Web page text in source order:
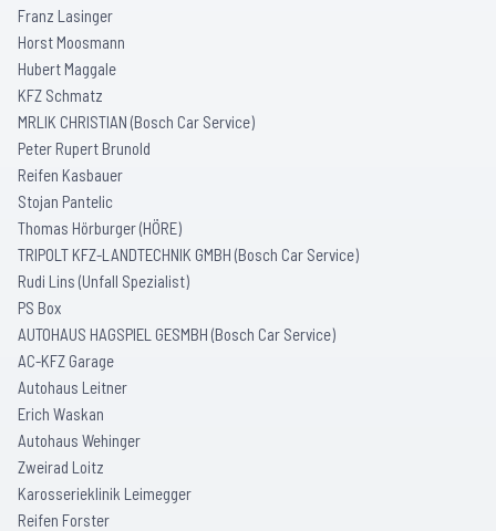
Franz Lasinger
Horst Moosmann
Hubert Maggale
KFZ Schmatz
MRLIK CHRISTIAN (Bosch Car Service)
Peter Rupert Brunold
Reifen Kasbauer
Stojan Pantelic
Thomas Hörburger (HÖRE)
TRIPOLT KFZ-LANDTECHNIK GMBH (Bosch Car Service)
Rudi Lins (Unfall Spezialist)
PS Box
AUTOHAUS HAGSPIEL GESMBH (Bosch Car Service)
AC-KFZ Garage
Autohaus Leitner
Erich Waskan
Autohaus Wehinger
Zweirad Loitz
Karosserieklinik Leimegger
Reifen Forster